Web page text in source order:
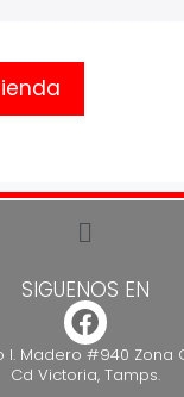
SIGUENOS EN
I. Madero #940 Zona
Cd Victoria, Tamps.